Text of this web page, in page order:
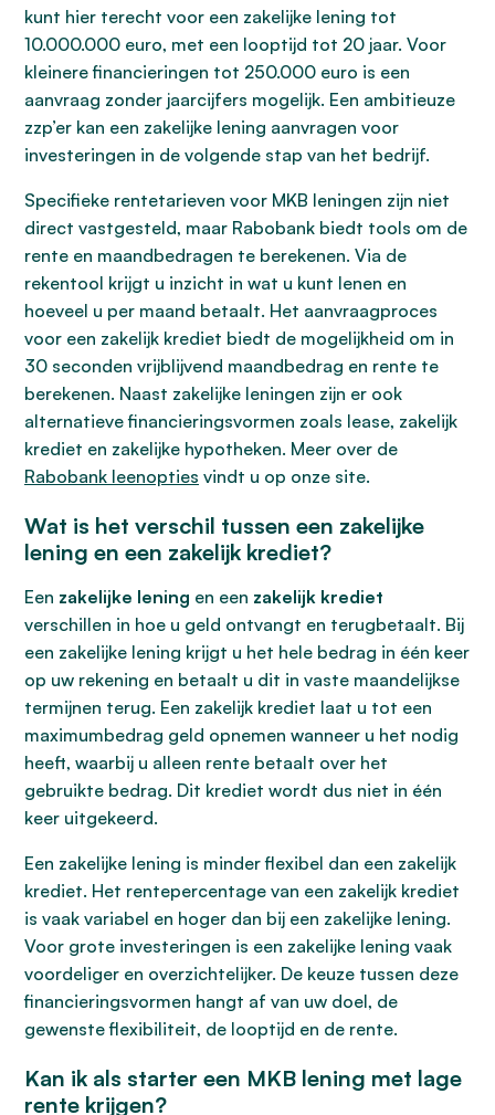
kunt hier terecht voor een zakelijke lening tot
10.000.000 euro, met een looptijd tot 20 jaar. Voor
kleinere financieringen tot 250.000 euro is een
aanvraag zonder jaarcijfers mogelijk. Een ambitieuze
zzp’er kan een zakelijke lening aanvragen voor
investeringen in de volgende stap van het bedrijf.
Specifieke rentetarieven voor MKB leningen zijn niet
direct vastgesteld, maar Rabobank biedt tools om de
rente en maandbedragen te berekenen. Via de
rekentool krijgt u inzicht in wat u kunt lenen en
hoeveel u per maand betaalt. Het aanvraagproces
voor een zakelijk krediet biedt de mogelijkheid om in
30 seconden vrijblijvend maandbedrag en rente te
berekenen. Naast zakelijke leningen zijn er ook
alternatieve financieringsvormen zoals lease, zakelijk
krediet en zakelijke hypotheken. Meer over de
Rabobank leenopties vindt u op onze site.
Wat is het verschil tussen een zakelijke
lening en een zakelijk krediet?
Een zakelijke lening en een zakelijk krediet
verschillen in hoe u geld ontvangt en terugbetaalt. Bij
een zakelijke lening krijgt u het hele bedrag in één keer
op uw rekening en betaalt u dit in vaste maandelijkse
termijnen terug. Een zakelijk krediet laat u tot een
maximumbedrag geld opnemen wanneer u het nodig
heeft, waarbij u alleen rente betaalt over het
gebruikte bedrag. Dit krediet wordt dus niet in één
keer uitgekeerd.
Een zakelijke lening is minder flexibel dan een zakelijk
krediet. Het rentepercentage van een zakelijk krediet
is vaak variabel en hoger dan bij een zakelijke lening.
Voor grote investeringen is een zakelijke lening vaak
voordeliger en overzichtelijker. De keuze tussen deze
financieringsvormen hangt af van uw doel, de
gewenste flexibiliteit, de looptijd en de rente.
Kan ik als starter een MKB lening met lage
rente krijgen?